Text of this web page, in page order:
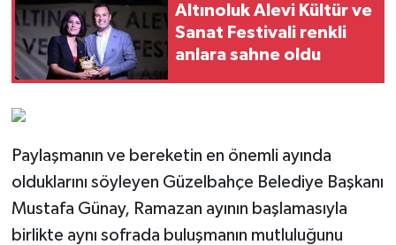
Altınoluk Alevi Kültür ve
Sanat Festivali renkli
anlara sahne oldu
Paylaşmanın ve bereketin en önemli ayında
olduklarını söyleyen Güzelbahçe Belediye Başkanı
Mustafa Günay, Ramazan ayının başlamasıyla
birlikte aynı sofrada buluşmanın mutluluğunu